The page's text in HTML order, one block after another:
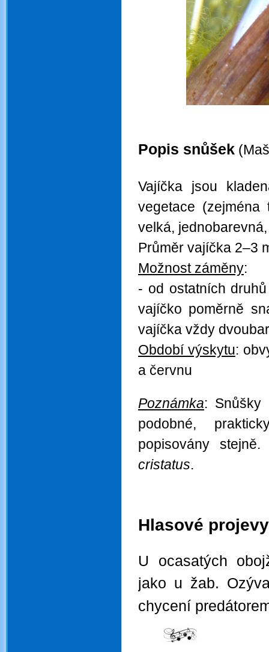
Popis snůšek
Vajíčka jsou
vegetace (zejména
velká,
Průměr vajíčka 2–3
Možnost záměny:
- od ostatních
vajíčko poměrně
vajíčka vždy
Období výskytu:
a červnu
Poznámka: Snůšky
podobné,
popisovány
cristatus.
Hlasové
U ocasatých
jako u žab.
chycení